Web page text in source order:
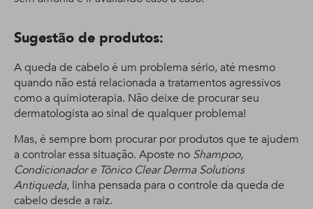
Sugestão de produtos:
A queda de cabelo é um problema sério, até mesmo
quando não está relacionada a tratamentos agressivos
como a quimioterapia. Não deixe de procurar seu
dermatologista ao sinal de qualquer problema!
Mas, é sempre bom procurar por produtos que te ajudem
a controlar essa situação. Aposte no Shampoo,
Condicionador e Tônico Clear Derma Solutions
Antiqueda, linha pensada para o controle da queda de
cabelo desde a raiz.